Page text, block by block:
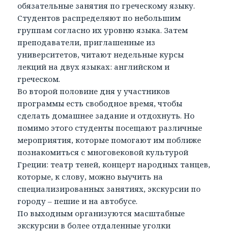
обязательные занятия по греческому языку.
Студентов распределяют по небольшим
группам согласно их уровню языка. Затем
преподаватели, приглашенные из
университетов, читают недельные курсы
лекций на двух языках: английском и
греческом.
Во второй половине дня у участников
программы есть свободное время, чтобы
сделать домашнее задание и отдохнуть. Но
помимо этого студенты посещают различные
мероприятия, которые помогают им поближе
познакомиться с многовековой культурой
Греции: театр теней, концерт народных танцев,
которые, к слову, можно выучить на
специализированных занятиях, экскурсии по
городу – пешие и на автобусе.
По выходным организуются масштабные
экскурсии в более отдаленные уголки